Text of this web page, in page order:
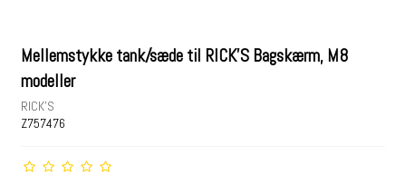
Mellemstykke tank/sæde til RICK'S Bagskærm, M8
modeller
RICK'S
Z757476